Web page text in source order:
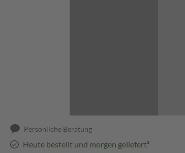
Persönliche Beratung
Heute bestellt und morgen geliefert³